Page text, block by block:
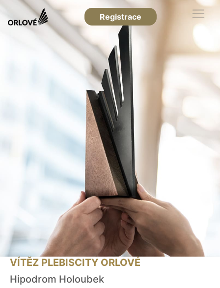
Registrace
VÍTĚZ PLEBISCITY ORLOVÉ
Hipodrom Holoubek